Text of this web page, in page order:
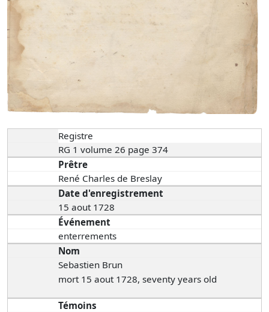
Registre
RG 1 volume 26 page 374
Prêtre
René Charles de Breslay
Date d'enregistrement
15 aout 1728
Événement
enterrements
Nom
Sebastien Brun
mort 15 aout 1728, seventy years old
Témoins